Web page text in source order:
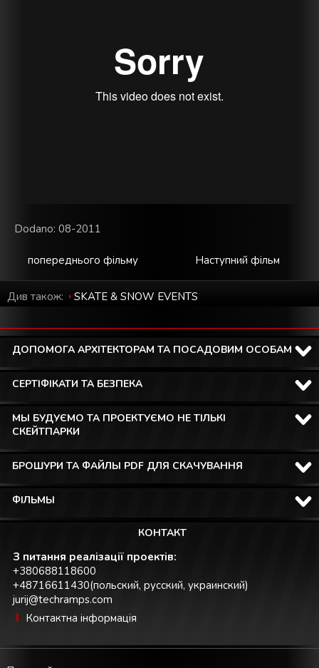
Dodano: 08-2011
Наступний фільм
попереднього фільму
Див також: SKATE & SNOW EVENTS
ДОПОМОГА АРХІТЕКТОРАМ ТА ПОСАДОВИМ ОСОБАМ
СЕРТІФІКАТИ ТА БЕЗПЕКА
МЫ БУДУЄМО ТА ПРОЕКТУЄМО НЕ ТІЛЬКІ
СКЕЙТПАРКИ
БРОШУРИ ТА ФАЙЛЫ PDF ДЛЯ СКАЧУВАННЯ
ФІЛЬМЫ
КОНТАКТ
З питання реалізації проектів:
+380688118600
+48716611430(польский, русский, украинский)
jurij@techramps.com
Контактна інформація